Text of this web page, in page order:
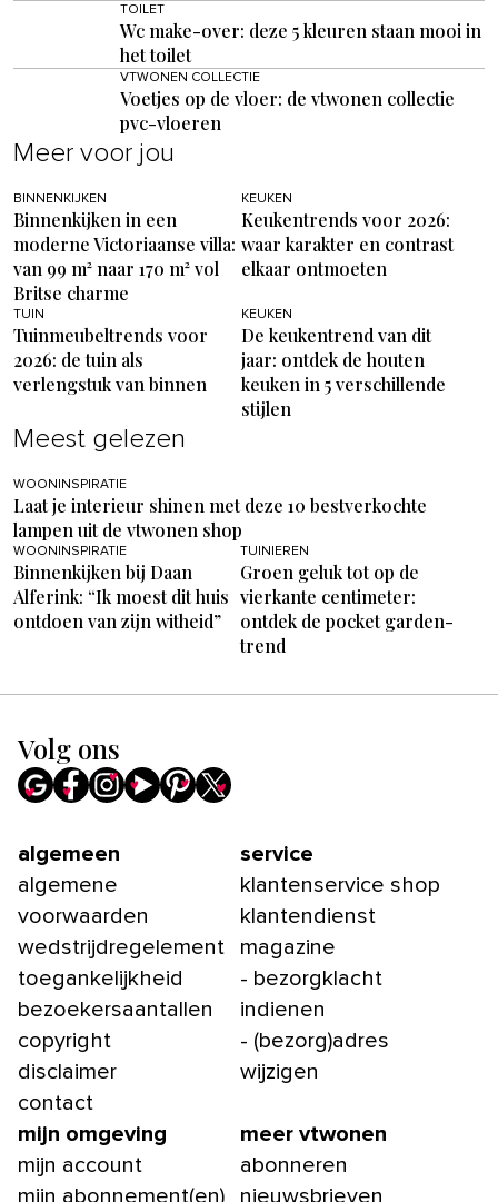
TOILET
Wc make-over: deze 5 kleuren staan mooi in
het toilet
VTWONEN COLLECTIE
Voetjes op de vloer: de vtwonen collectie
pvc-vloeren
Meer voor jou
BINNENKIJKEN
Binnenkijken in een
moderne Victoriaanse villa:
van 99 m² naar 170 m² vol
Britse charme
KEUKEN
Keukentrends voor 2026:
waar karakter en contrast
elkaar ontmoeten
TUIN
Tuinmeubeltrends voor
2026: de tuin als
verlengstuk van binnen
KEUKEN
De keukentrend van dit
jaar: ontdek de houten
keuken in 5 verschillende
stijlen
Meest gelezen
WOONINSPIRATIE
Laat je interieur shinen met deze 10 bestverkochte
lampen uit de vtwonen shop
WOONINSPIRATIE
Binnenkijken bij Daan
Alferink: “Ik moest dit huis
ontdoen van zijn witheid”
TUINIEREN
Groen geluk tot op de
vierkante centimeter:
ontdek de pocket garden-
trend
Volg ons
algemeen
algemene
voorwaarden
wedstrijdregelement
toegankelijkheid
bezoekersaantallen
copyright
disclaimer
contact
service
klantenservice shop
klantendienst
magazine
- bezorgklacht
indienen
- (bezorg)adres
wijzigen
mijn omgeving
mijn account
mijn abonnement(en)
meer vtwonen
abonneren
nieuwsbrieven